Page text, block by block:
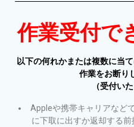
作業受付で
以下の何れかまたは複数に当
作業をお断り
（受付い
Appleや携帯キャリアなど
に下取に出すか返却する